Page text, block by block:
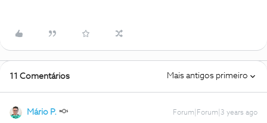
11 Comentários Mais antigos primeiro
Mário P. Forum|Forum|3 years ago